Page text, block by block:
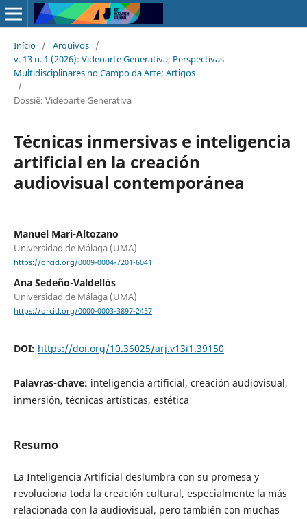
Início / Arquivos /
v. 13 n. 1 (2026): Videoarte Generativa; Perspectivas
Multidisciplinares no Campo da Arte; Artigos
/
Dossiê: Videoarte Generativa
Técnicas inmersivas e inteligencia
artificial en la creación
audiovisual contemporánea
Manuel Mari-Altozano
Universidad de Málaga (UMA)
https://orcid.org/0009-0004-7201-6041
Ana Sedeño-Valdellós
Universidad de Málaga (UMA)
https://orcid.org/0000-0003-3897-2457
DOI: https://doi.org/10.36025/arj.v13i1.39150
Palavras-chave: inteligencia artificial, creación audiovisual,
inmersión, técnicas artísticas, estética
Resumo
La Inteligencia Artificial deslumbra con su promesa y
revoluciona toda la creación cultural, especialmente la más
relacionada con la audiovisual, pero también con muchas